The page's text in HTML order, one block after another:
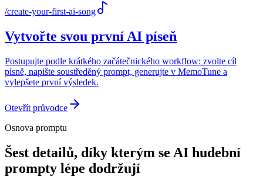
/create-your-first-ai-song
Vytvořte svou první AI píseň
Postupujte podle krátkého začátečnického workflow: zvolte cíl
písně, napište soustředěný prompt, generujte v MemoTune a
vylepšete první výsledek.
Otevřít průvodce
Osnova promptu
Šest detailů, díky kterým se AI hudební
prompty lépe dodržují